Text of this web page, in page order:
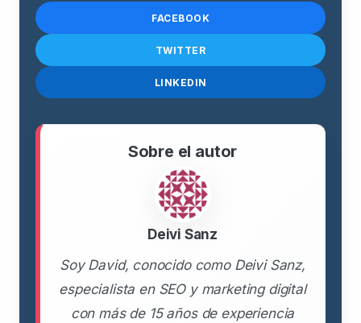
FACEBOOK
TWITTER
LINKEDIN
Sobre el autor
Deivi Sanz
Soy David, conocido como Deivi Sanz,
especialista en SEO y marketing digital
con más de 15 años de experiencia